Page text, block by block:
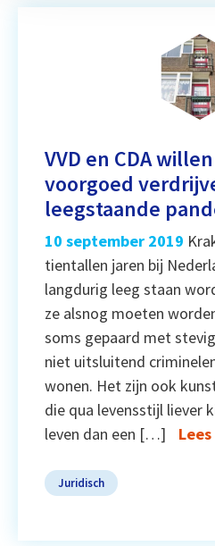
VVD en CDA
voorgoed
leegstaande
10 september 2019
tientallen jaren bij
langdurig leeg staan
ze alsnog moeten
soms gepaard met
niet uitsluitend
wonen. Het zijn ook
die qua levensstijl liever
leven dan een […]
Juridisch